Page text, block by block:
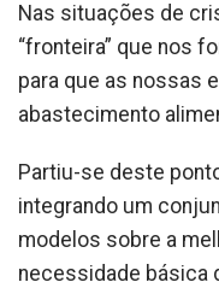
Nas situações de
“fronteira” que nos
para que as nossas
abastecimento
Partiu-se deste
integrando um
modelos sobre a
necessidade básica